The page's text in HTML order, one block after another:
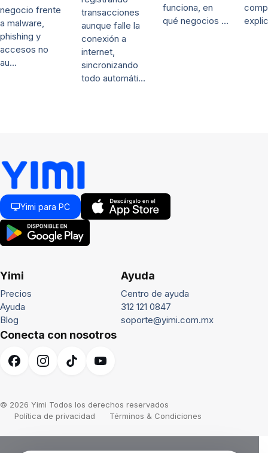
negocio frente
a malware,
phishing y
accesos no
au…
transacciones
aunque falle la
conexión a
internet,
sincronizando
todo automáti…
funciona, en
qué negocios …
Yimi para PC
Yimi
Precios
Ayuda
Blog
Ayuda
Centro de ayuda
312 121 0847
soporte@yimi.com.mx
Conecta con nosotros
© 2026 Yimi Todos los derechos reservados
Política de privacidad
Términos & Condiciones